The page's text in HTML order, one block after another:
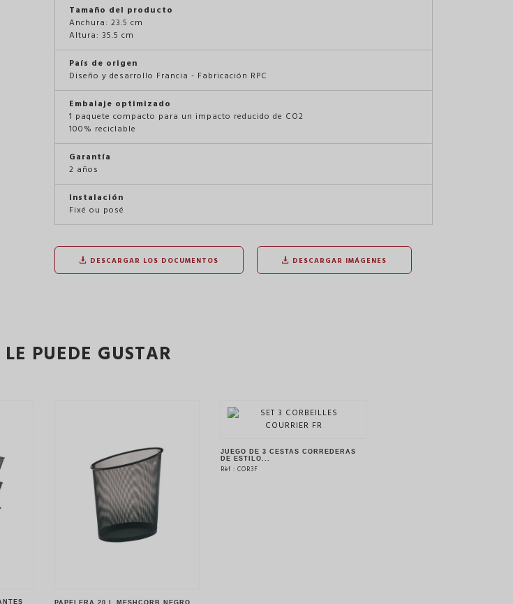
Tamaño del producto
Anchura: 23.5 cm
Altura: 35.5 cm
País de origen
Diseño y desarrollo Francia - Fabricación RPC
Embalaje optimizado
1 paquete compacto para un impacto reducido de CO2
100% reciclable
Garantía
2 años
Instalación
Fixé ou posé
DESCARGAR LOS DOCUMENTOS DESCARGAR IMÁGENES
PUEDE GUSTAR
JUEGO DE 3 CESTAS CORREDERAS
DE ESTILO...
Rèf : COR3F